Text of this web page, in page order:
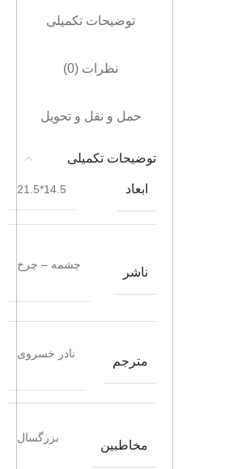
توضیحات تکمیلی
نظرات (0)
حمل و نقل و تحویل
توضیحات تکمیلی
ابعاد 14.5*21.5
ناشر
چشمه – چرخ
مترجم
نادر خسروی
مخاطبین
بزرگسال